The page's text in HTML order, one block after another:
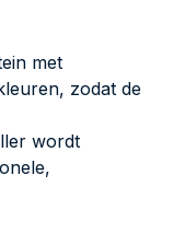
met
zodat de
wordt